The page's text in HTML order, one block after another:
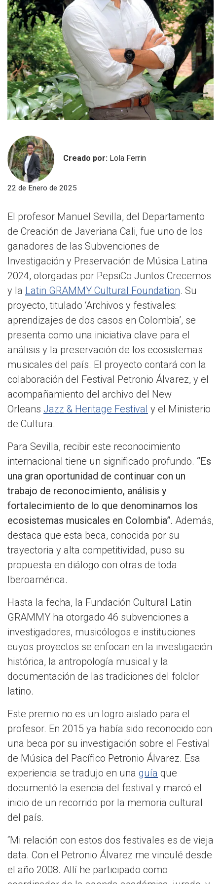
Creado por: Lola Ferrin
22 de Enero de 2025
El profesor Manuel Sevilla, del Departamento
de Creación de Javeriana Cali, fue uno de los
ganadores de las Subvenciones de
Investigación y Preservación de Música Latina
2024, otorgadas por PepsiCo Juntos Crecemos
y la Latin GRAMMY Cultural Foundation. Su
proyecto, titulado ‘Archivos y festivales:
aprendizajes de dos casos en Colombia’, se
presenta como una iniciativa clave para el
análisis y la preservación de los ecosistemas
musicales del país. El proyecto contará con la
colaboración del Festival Petronio Álvarez, y el
acompañamiento del archivo del New
Orleans Jazz & Heritage Festival y el Ministerio
de Cultura.
Para Sevilla, recibir este reconocimiento
internacional tiene un significado profundo. “Es
una gran oportunidad de continuar con un
trabajo de reconocimiento, análisis y
fortalecimiento de lo que denominamos los
ecosistemas musicales en Colombia”. Además,
destaca que esta beca, conocida por su
trayectoria y alta competitividad, puso su
propuesta en diálogo con otras de toda
Iberoamérica.
Hasta la fecha, la Fundación Cultural Latin
GRAMMY ha otorgado 46 subvenciones a
investigadores, musicólogos e instituciones
cuyos proyectos se enfocan en la investigación
histórica, la antropología musical y la
documentación de las tradiciones del folclor
latino.
Este premio no es un logro aislado para el
profesor. En 2015 ya había sido reconocido con
una beca por su investigación sobre el Festival
de Música del Pacífico Petronio Álvarez. Esa
experiencia se tradujo en una guía que
documentó la esencia del festival y marcó el
inicio de un recorrido por la memoria cultural
del país.
“Mi relación con estos dos festivales es de vieja
data. Con el Petronio Álvarez me vinculé desde
el año 2008. Allí he participado como